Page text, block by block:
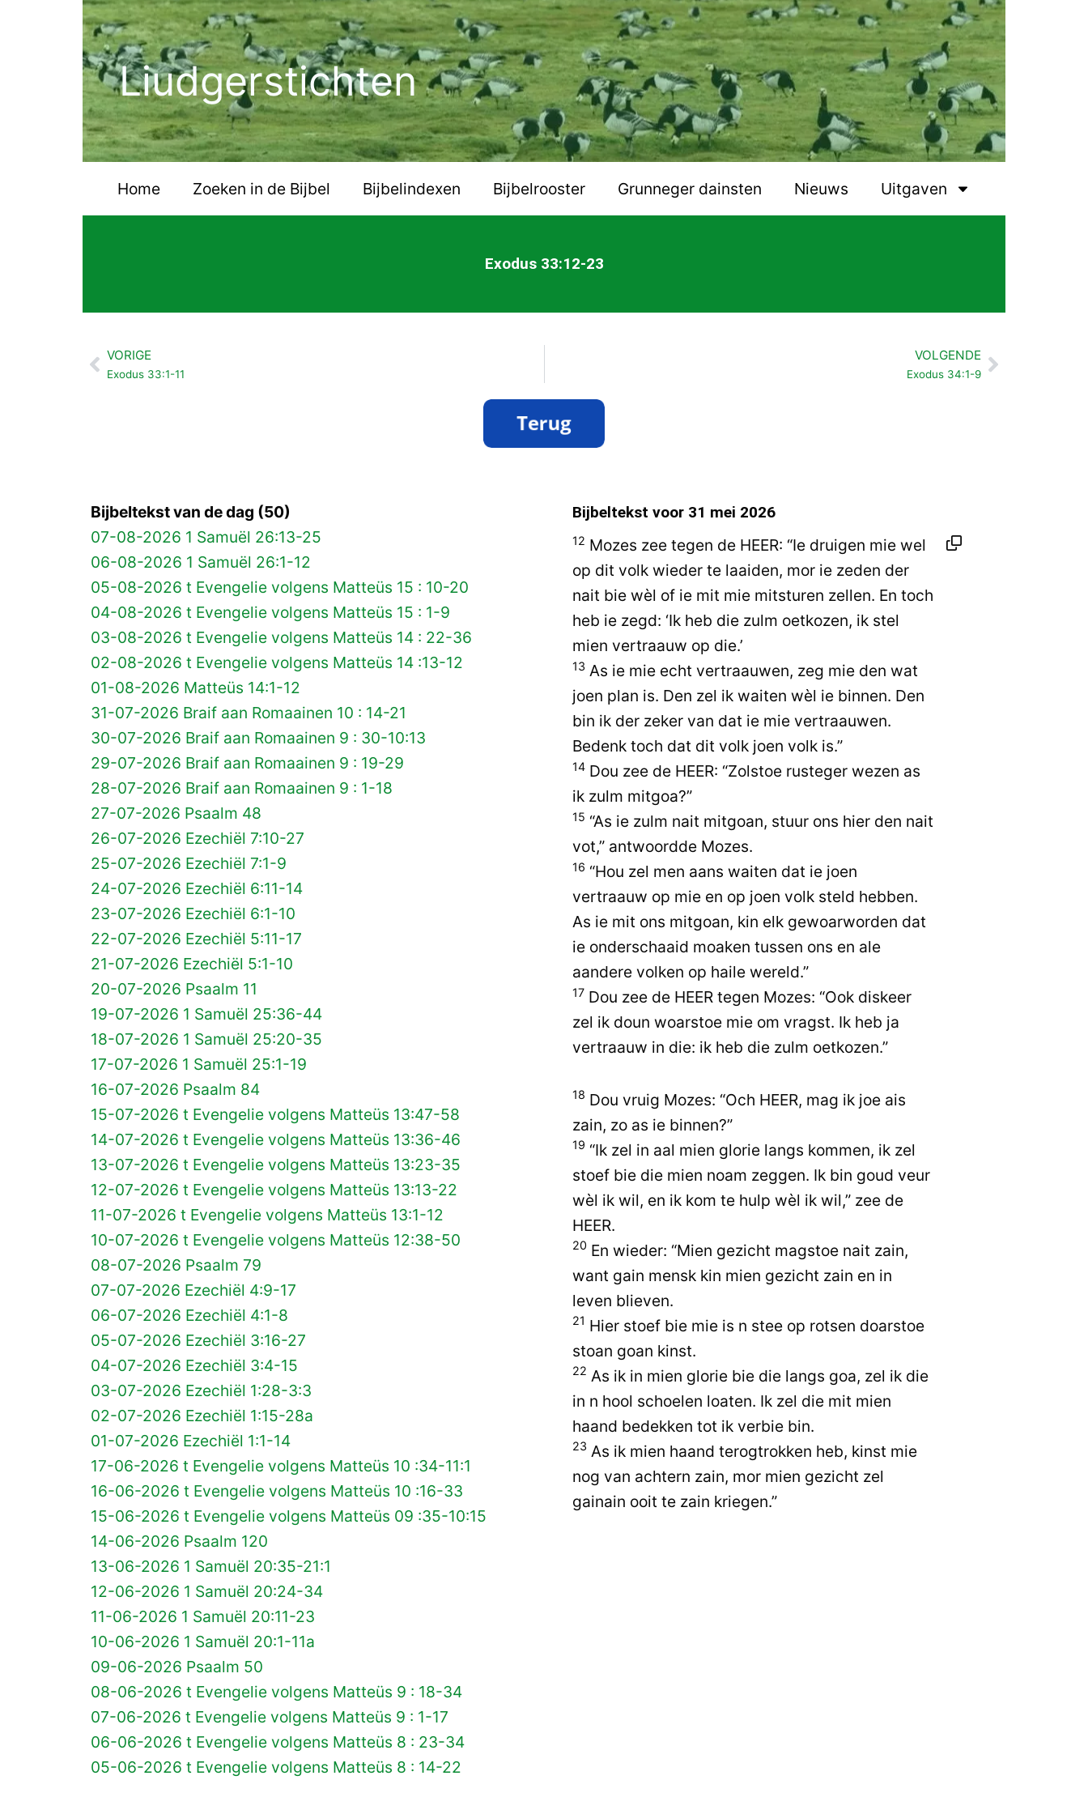
Liudgerstichten
Home Zoeken in de Bijbel Bijbelindexen Bijbelrooster Grunneger dainsten Nieuws Uitgaven
Exodus 33:12-23
Vorige
VORIGE
Exodus 33:1-11
VOLGENDE
Exodus 34:1-9Volgende
Bijbeltekst van de dag (50)
07-08-2026 1 Samuël 26:13-25
06-08-2026 1 Samuël 26:1-12
05-08-2026 t Evengelie volgens Matteüs 15 : 10-20
04-08-2026 t Evengelie volgens Matteüs 15 : 1-9
03-08-2026 t Evengelie volgens Matteüs 14 : 22-36
02-08-2026 t Evengelie volgens Matteüs 14 :13-12
01-08-2026 Matteüs 14:1-12
31-07-2026 Braif aan Romaainen 10 : 14-21
30-07-2026 Braif aan Romaainen 9 : 30-10:13
29-07-2026 Braif aan Romaainen 9 : 19-29
28-07-2026 Braif aan Romaainen 9 : 1-18
27-07-2026 Psaalm 48
26-07-2026 Ezechiël 7:10-27
25-07-2026 Ezechiël 7:1-9
24-07-2026 Ezechiël 6:11-14
23-07-2026 Ezechiël 6:1-10
22-07-2026 Ezechiël 5:11-17
21-07-2026 Ezechiël 5:1-10
20-07-2026 Psaalm 11
19-07-2026 1 Samuël 25:36-44
18-07-2026 1 Samuël 25:20-35
17-07-2026 1 Samuël 25:1-19
16-07-2026 Psaalm 84
15-07-2026 t Evengelie volgens Matteüs 13:47-58
14-07-2026 t Evengelie volgens Matteüs 13:36-46
13-07-2026 t Evengelie volgens Matteüs 13:23-35
12-07-2026 t Evengelie volgens Matteüs 13:13-22
11-07-2026 t Evengelie volgens Matteüs 13:1-12
10-07-2026 t Evengelie volgens Matteüs 12:38-50
08-07-2026 Psaalm 79
07-07-2026 Ezechiël 4:9-17
06-07-2026 Ezechiël 4:1-8
05-07-2026 Ezechiël 3:16-27
04-07-2026 Ezechiël 3:4-15
03-07-2026 Ezechiël 1:28-3:3
02-07-2026 Ezechiël 1:15-28a
01-07-2026 Ezechiël 1:1-14
17-06-2026 t Evengelie volgens Matteüs 10 :34-11:1
16-06-2026 t Evengelie volgens Matteüs 10 :16-33
15-06-2026 t Evengelie volgens Matteüs 09 :35-10:15
14-06-2026 Psaalm 120
13-06-2026 1 Samuël 20:35-21:1
12-06-2026 1 Samuël 20:24-34
11-06-2026 1 Samuël 20:11-23
10-06-2026 1 Samuël 20:1-11a
09-06-2026 Psaalm 50
08-06-2026 t Evengelie volgens Matteüs 9 : 18-34
07-06-2026 t Evengelie volgens Matteüs 9 : 1-17
06-06-2026 t Evengelie volgens Matteüs 8 : 23-34
05-06-2026 t Evengelie volgens Matteüs 8 : 14-22
Bijbeltekst voor 31 mei 2026
12 Mozes zee tegen de HEER: “Ie druigen mie wel
op dit volk wieder te laaiden, mor ie zeden der
nait bie wèl of ie mit mie mitsturen zellen. En toch
heb ie zegd: ‘Ik heb die zulm oetkozen, ik stel
mien vertraauw op die.’
13 As ie mie echt vertraauwen, zeg mie den wat
joen plan is. Den zel ik waiten wèl ie binnen. Den
bin ik der zeker van dat ie mie vertraauwen.
Bedenk toch dat dit volk joen volk is.”
14 Dou zee de HEER: “Zolstoe rusteger wezen as
ik zulm mitgoa?”
15 “As ie zulm nait mitgoan, stuur ons hier den nait
vot,” antwoordde Mozes.
16 “Hou zel men aans waiten dat ie joen
vertraauw op mie en op joen volk steld hebben.
As ie mit ons mitgoan, kin elk gewoarworden dat
ie onderschaaid moaken tussen ons en ale
aandere volken op haile wereld.”
17 Dou zee de HEER tegen Mozes: “Ook diskeer
zel ik doun woarstoe mie om vragst. Ik heb ja
vertraauw in die: ik heb die zulm oetkozen.”
18 Dou vruig Mozes: “Och HEER, mag ik joe ais
zain, zo as ie binnen?”
19 “Ik zel in aal mien glorie langs kommen, ik zel
stoef bie die mien noam zeggen. Ik bin goud veur
wèl ik wil, en ik kom te hulp wèl ik wil,” zee de
HEER.
20 En wieder: “Mien gezicht magstoe nait zain,
want gain mensk kin mien gezicht zain en in
leven blieven.
21 Hier stoef bie mie is n stee op rotsen doarstoe
stoan goan kinst.
22 As ik in mien glorie bie die langs goa, zel ik die
in n hool schoelen loaten. Ik zel die mit mien
haand bedekken tot ik verbie bin.
23 As ik mien haand terogtrokken heb, kinst mie
nog van achtern zain, mor mien gezicht zel
gainain ooit te zain kriegen.”